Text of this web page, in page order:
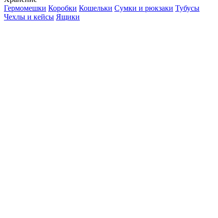
Гермомешки Коробки Кошельки Сумки и рюкзаки Тубусы
Чехлы и кейсы Ящики